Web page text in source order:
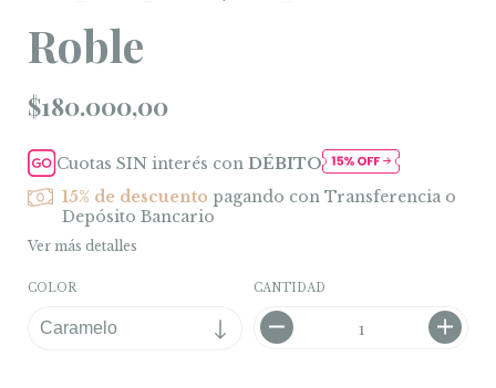
Roble
$180.000,00
Cuotas SIN interés conDÉBITO
15% de descuento pagando con Transferencia o
Depósito Bancario
Ver más detalles
COLOR CANTIDAD